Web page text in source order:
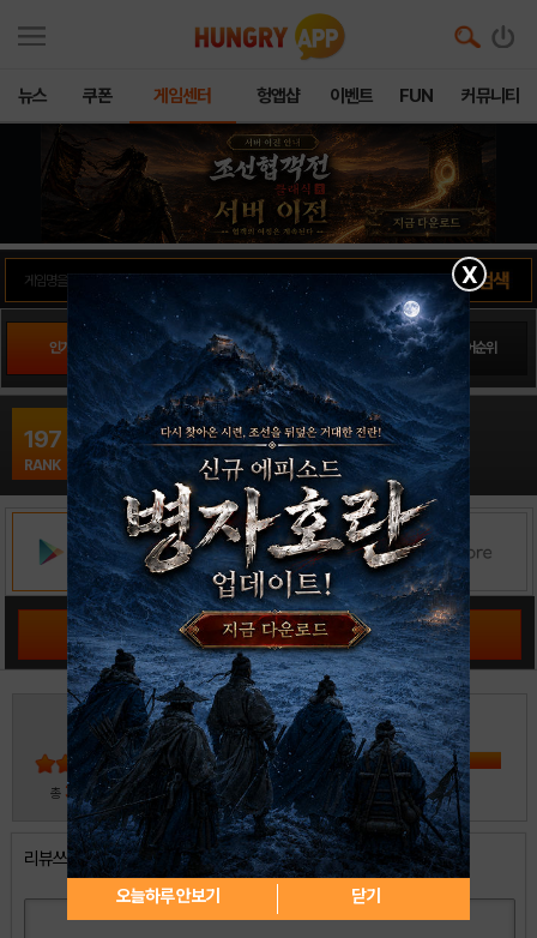
뉴스 쿠폰 게임센터 헝앱샵 이벤트 FUN 커뮤니티
인기게임 팬사이트순위 PLAY스토어순위 앱스토어순위
197
RANK
가르쳐줘! 코딩 소녀16
시뮬레이션 / EG Factory
출시일: 2016-09-02
공략 커뮤니티 바로가기
3
총 30 명 참여
5
4
리뷰쓰기
X
오늘하루 안보기 닫기